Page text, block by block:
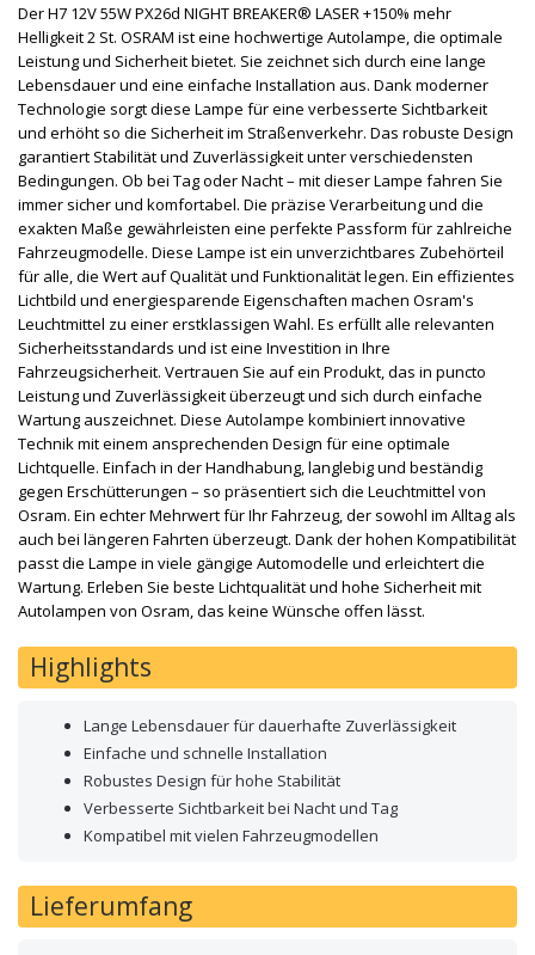
Der H7 12V 55W PX26d NIGHT BREAKER® LASER +150% mehr
Helligkeit 2 St. OSRAM ist eine hochwertige Autolampe, die optimale
Leistung und Sicherheit bietet. Sie zeichnet sich durch eine lange
Lebensdauer und eine einfache Installation aus. Dank moderner
Technologie sorgt diese Lampe für eine verbesserte Sichtbarkeit
und erhöht so die Sicherheit im Straßenverkehr. Das robuste Design
garantiert Stabilität und Zuverlässigkeit unter verschiedensten
Bedingungen. Ob bei Tag oder Nacht – mit dieser Lampe fahren Sie
immer sicher und komfortabel. Die präzise Verarbeitung und die
exakten Maße gewährleisten eine perfekte Passform für zahlreiche
Fahrzeugmodelle. Diese Lampe ist ein unverzichtbares Zubehörteil
für alle, die Wert auf Qualität und Funktionalität legen. Ein effizientes
Lichtbild und energiesparende Eigenschaften machen Osram's
Leuchtmittel zu einer erstklassigen Wahl. Es erfüllt alle relevanten
Sicherheitsstandards und ist eine Investition in Ihre
Fahrzeugsicherheit. Vertrauen Sie auf ein Produkt, das in puncto
Leistung und Zuverlässigkeit überzeugt und sich durch einfache
Wartung auszeichnet. Diese Autolampe kombiniert innovative
Technik mit einem ansprechenden Design für eine optimale
Lichtquelle. Einfach in der Handhabung, langlebig und beständig
gegen Erschütterungen – so präsentiert sich die Leuchtmittel von
Osram. Ein echter Mehrwert für Ihr Fahrzeug, der sowohl im Alltag als
auch bei längeren Fahrten überzeugt. Dank der hohen Kompatibilität
passt die Lampe in viele gängige Automodelle und erleichtert die
Wartung. Erleben Sie beste Lichtqualität und hohe Sicherheit mit
Autolampen von Osram, das keine Wünsche offen lässt.
Highlights
Lange Lebensdauer für dauerhafte Zuverlässigkeit
Einfache und schnelle Installation
Robustes Design für hohe Stabilität
Verbesserte Sichtbarkeit bei Nacht und Tag
Kompatibel mit vielen Fahrzeugmodellen
Lieferumfang